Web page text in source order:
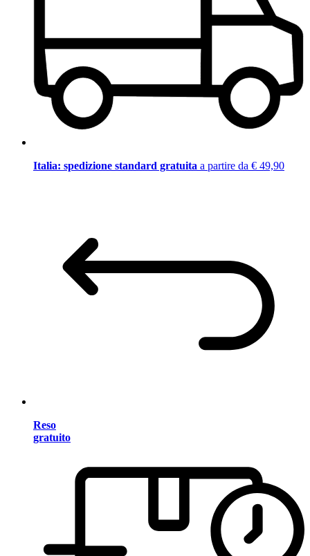
Italia: spedizione standard gratuita a partire da € 49,90
Reso
gratuito